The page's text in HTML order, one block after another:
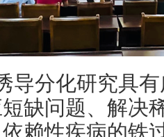
导分化研究具
缺问题、解决
赖性疾病的铁